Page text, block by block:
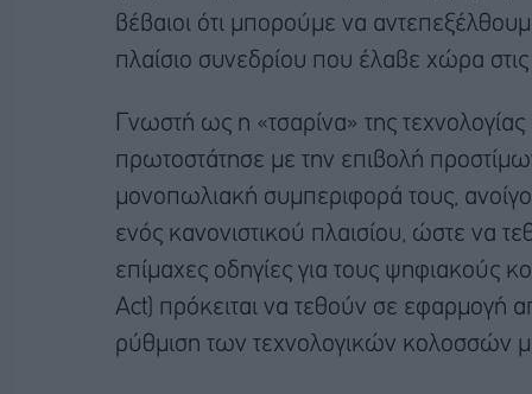
βέβαιοι ότι μπορούμε να
πλαίσιο συνεδρίου που έλαβε χώρα
Γνωστή ως η «τσαρίνα» της
πρωτοστάτησε με την επιβολή
μονοπωλιακή συμπεριφορά τους,
ενός κανονιστικού πλαισίου, ώστε να
επίμαχες οδηγίες για τους
Act) πρόκειται να τεθούν σε εφαρμογή
ρύθμιση των τεχνολογικών κολοσσών με